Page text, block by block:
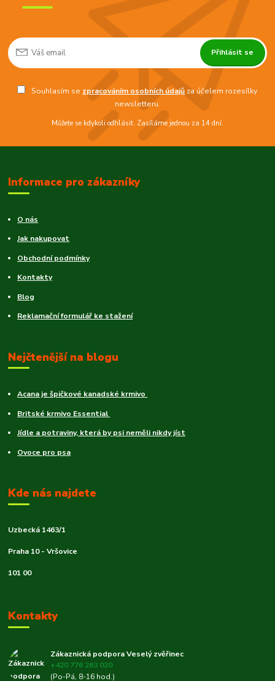
Přihlásit se
Souhlasím se zpracováním osobních údajů za účelem rozesílky
newsletteru.
Můžete se kdykoli odhlásit. Zasíláme jednou za 14 dní.
Informace pro zákazníky
O nás
Jak nakupovat
Obchodní podmínky
Kontakty
Blog
Reklamační formulář ke stažení
Nejčtenější na blogu
Acana je špičkové kanadské krmivo
Britské krmivo Essential
Jídle a potraviny, která by psi neměli nikdy jíst
Ovoce pro psa
Kde nás najdete
Uzbecká 1463/1
Praha 10 - Vršovice
101 00
Kontakty
Zákaznická podpora Veselý zvěřinec
+420 776 263 020
(Po-Pá, 8-16 hod.)